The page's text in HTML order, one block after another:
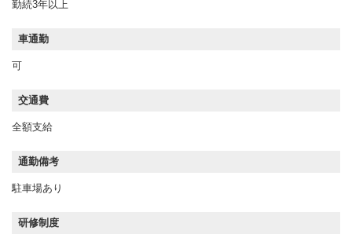
勤続3年以上
車通勤
可
交通費
全額支給
通勤備考
駐車場あり
研修制度